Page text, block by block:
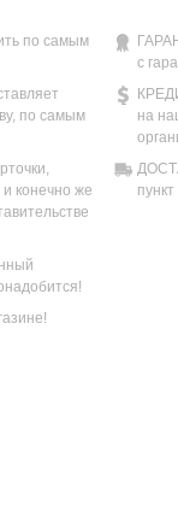
по самым
по самым
конечно же
с
на